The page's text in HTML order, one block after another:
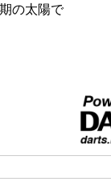
の太陽で